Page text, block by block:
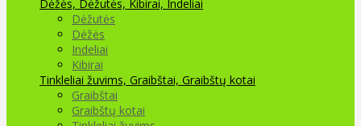
Dėžės, Dėžutės, Kibirai, Indeliai
Dėžutės
Dėžės
Indeliai
Kibirai
Tinkleliai žuvims, Graibštai, Graibštų kotai
Graibštai
Graibštų kotai